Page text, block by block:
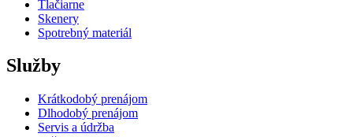
Tlačiarne
Skenery
Spotrebný materiál
Služby
Krátkodobý prenájom
Dlhodobý prenájom
Servis a údržba